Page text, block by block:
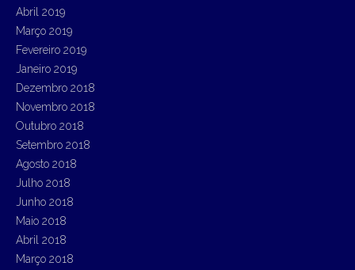
Abril 2019
Março 2019
Fevereiro 2019
Janeiro 2019
Dezembro 2018
Novembro 2018
Outubro 2018
Setembro 2018
Agosto 2018
Julho 2018
Junho 2018
Maio 2018
Abril 2018
Março 2018